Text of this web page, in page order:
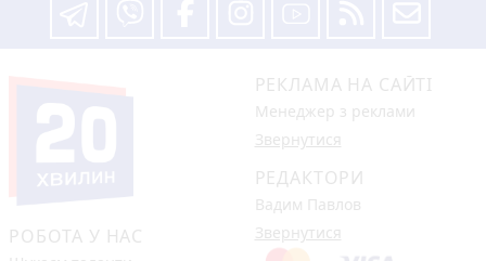
РОБОТА У НАС
РЕКЛАМА НА САЙТІ
Менеджер з реклами
Звернутися
РЕДАКТОРИ
Вадим Павлов
Звернутися